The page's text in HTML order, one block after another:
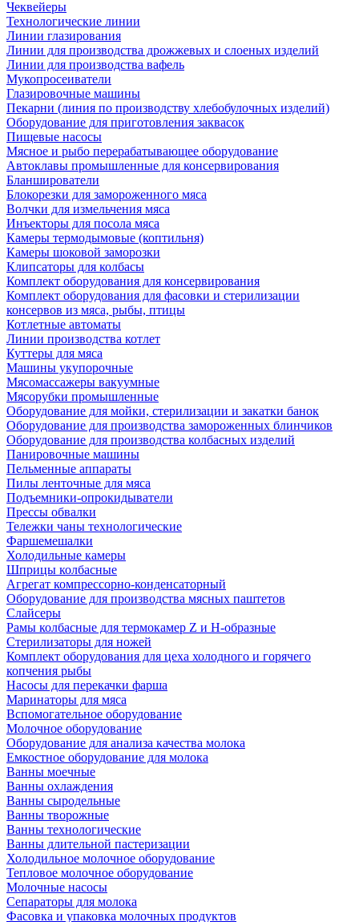
Чеквейеры
Технологические линии
Линии глазирования
Линии для производства дрожжевых и слоеных изделий
Линии для производства вафель
Мукопросеиватели
Глазировочные машины
Пекарни (линия по производству хлебобулочных изделий)
Оборудование для приготовления заквасок
Пищевые насосы
Мясное и рыбо перерабатывающее оборудование
Автоклавы промышленные для консервирования
Бланширователи
Блокорезки для замороженного мяса
Волчки для измельчения мяса
Инъекторы для посола мяса
Камеры термодымовые (коптильня)
Камеры шоковой заморозки
Клипсаторы для колбасы
Комплект оборудования для консервирования
Комплект оборудования для фасовки и стерилизации
консервов из мяса, рыбы, птицы
Котлетные автоматы
Линии производства котлет
Куттеры для мяса
Машины укупорочные
Мясомассажеры вакуумные
Мясорубки промышленные
Оборудование для мойки, стерилизации и закатки банок
Оборудование для производства замороженных блинчиков
Оборудование для производства колбасных изделий
Панировочные машины
Пельменные аппараты
Пилы ленточные для мяса
Подъемники-опрокидыватели
Прессы обвалки
Тележки чаны технологические
Фаршемешалки
Холодильные камеры
Шприцы колбасные
Агрегат компрессорно-конденсаторный
Оборудование для производства мясных паштетов
Слайсеры
Рамы колбасные для термокамер Z и H-образные
Стерилизаторы для ножей
Комплект оборудования для цеха холодного и горячего
копчения рыбы
Насосы для перекачки фарша
Маринаторы для мяса
Вспомогательное оборудование
Молочное оборудование
Оборудование для анализа качества молока
Емкостное оборудование для молока
Ванны моечные
Ванны охлаждения
Ванны сыродельные
Ванны творожные
Ванны технологические
Ванны длительной пастеризации
Холодильное молочное оборудование
Тепловое молочное оборудование
Молочные насосы
Сепараторы для молока
Фасовка и упаковка молочных продуктов